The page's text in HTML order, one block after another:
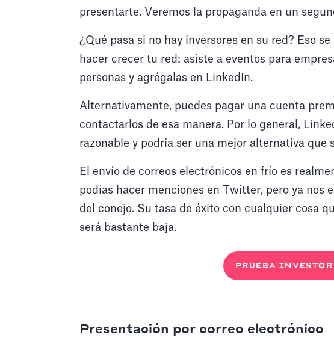
presentarte. Veremos la propaganda en un
¿Qué pasa si no hay inversores en su red? Eso
hacer crecer tu red: asiste a eventos para
personas y agrégalas en LinkedIn.
Alternativamente, puedes pagar una cuenta
contactarlos de esa manera. Por lo general,
razonable y podría ser una mejor alternativa que
El envío de correos electrónicos en frío es
podías hacer menciones en Twitter, pero ya nos
del conejo. Su tasa de éxito con cualquier cosa
será bastante baja.
PRUEBA
Presentación por correo electrónico